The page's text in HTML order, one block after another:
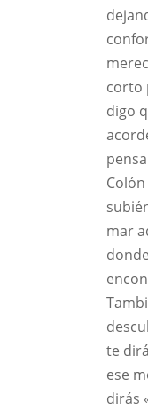
corto
digo
mar
te
ese
dirás